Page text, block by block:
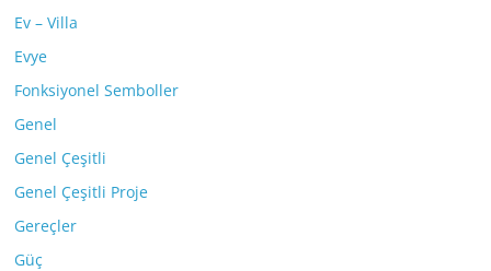
Ev – Villa
Evye
Fonksiyonel Semboller
Genel
Genel Çeşitli
Genel Çeşitli Proje
Gereçler
Güç